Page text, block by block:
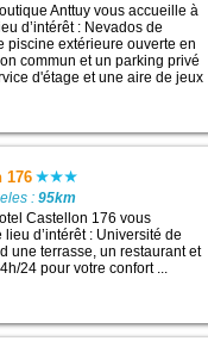
Anttuy vous accueille à
d’intérêt : Nevados de
piscine extérieure ouverte en
commun et un parking privé
d'étage et une aire de jeux
176
:95km
Castellon 176 vous
d’intérêt : Université de
une terrasse, un restaurant et
24 pour votre confort ...